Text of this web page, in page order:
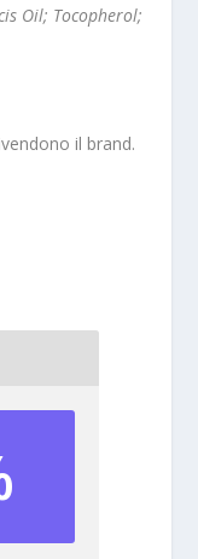
Oil; Tocopherol;
il brand.